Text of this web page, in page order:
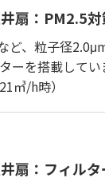
扇：PM2.5
ど、粒子径
ーを搭載して
㎥/h時）
扇：フィルタ